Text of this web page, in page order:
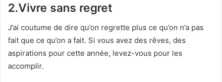
2.Vivre sans regret
J’ai coutume de dire qu’on regrette plus ce qu’on n’a pas
fait que ce qu’on a fait. Si vous avez des rêves, des
aspirations pour cette année, levez-vous pour les
accomplir.